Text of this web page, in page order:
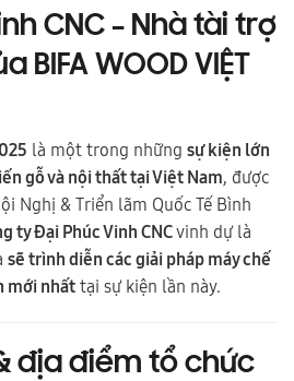
CNC – Nhà tài trợ
BIFA WOOD VIỆT
là một trong những sự kiện lớn
gỗ và nội thất tại Việt Nam, được
Nghị & Triển lãm Quốc Tế Bình
ty Đại Phúc Vinh CNCvinh dự là
sẽ trình diễn các giải pháp máy chế
mới nhấttại sự kiện lần này.
địa điểm tổ chức